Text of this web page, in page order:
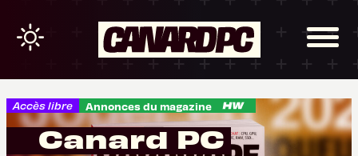
Accès libre Annonces du magazine
Canard PC